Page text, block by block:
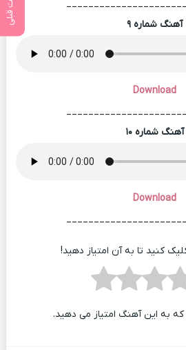
آهنگ شماره ۹
Download
آهنگ شماره ۱۰
Download
کنید تا به آن امتیاز دهید!
که به این آهنگ امتیاز می دهید.